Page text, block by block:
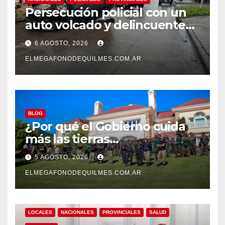
Persecución policial con un
auto volcado y delincuentes
detenidos en San Francisco
Solano
6 AGOSTO, 2026
ELMEGAFONODEQUILMES.COM.AR
BLOG
¿Por qué el Gobierno cuida
más las tierras
extranjerizadas que el
patrimonio de todos los
argentinos?
5 AGOSTO, 2026
ELMEGAFONODEQUILMES.COM.AR
LOCALES NACIONALES PROVINCIALES SALUD